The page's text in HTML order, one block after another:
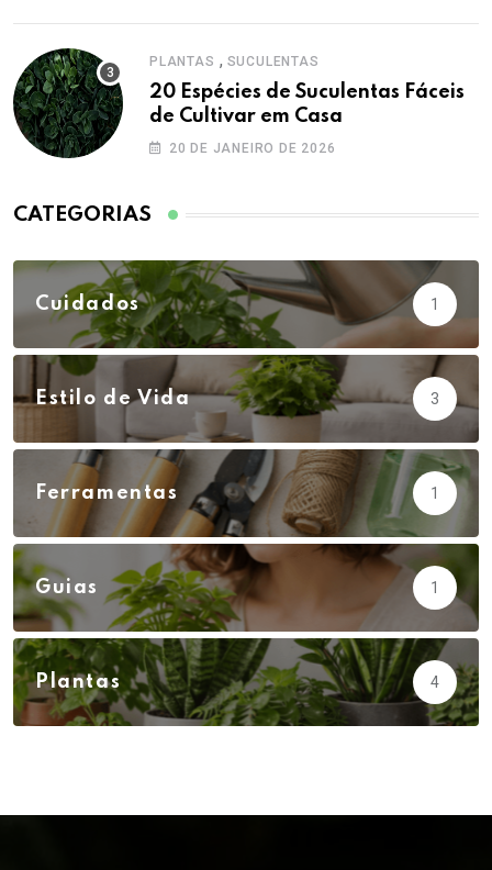
PLANTAS , SUCULENTAS
20 Espécies de Suculentas Fáceis
de Cultivar em Casa
20 DE JANEIRO DE 2026
CATEGORIAS
Cuidados 1
Estilo de Vida 3
Ferramentas 1
Guias 1
Plantas 4